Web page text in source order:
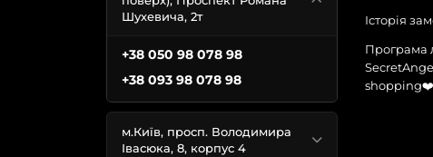
Шухевича, 2т
+38 050 98 078 98
+38 093 98 078 98
м.Київ, просп. Володимира
Івасюка, 8, корпус 4
Історія
Програма
shopping❤️